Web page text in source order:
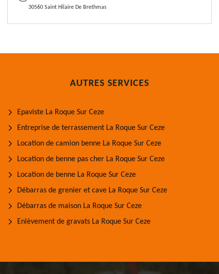
30560 Saint Hilaire De Brethmas
AUTRES SERVICES
Epaviste La Roque Sur Ceze
Entreprise de terrassement La Roque Sur Ceze
Location de camion benne La Roque Sur Ceze
Location de benne pas cher La Roque Sur Ceze
Location de benne La Roque Sur Ceze
Débarras de grenier et cave La Roque Sur Ceze
Débarras de maison La Roque Sur Ceze
Enlèvement de gravats La Roque Sur Ceze